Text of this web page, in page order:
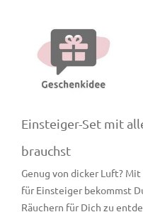
Einsteiger-Set mit
brauchst
Genug von dicker Luft?
für Einsteiger bekommst
Räuchern für Dich zu